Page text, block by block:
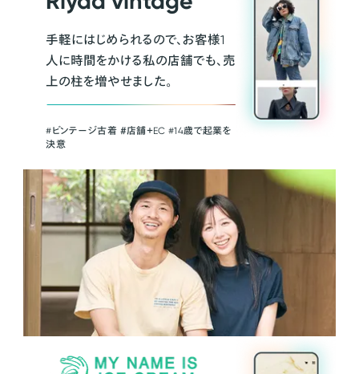
手軽にはじめられるので、お客様1
人に時間をかける私の店舗でも、売
上の柱を増やせました。
#ビンテージ古着 ＃店舗＋EC #14歳で起業を
決意